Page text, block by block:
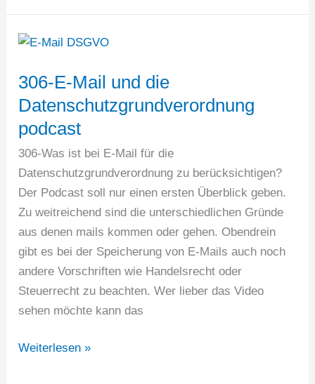
und
die
306-E-Mail und die
Datenschutzgrundverordnung
podcast
306-Was ist bei E-Mail für die
Datenschutzgrundverordnung zu berücksichtigen?
Der Podcast soll nur einen ersten Überblick geben.
Zu weitreichend sind die unterschiedlichen Gründe
aus denen mails kommen oder gehen. Obendrein
gibt es bei der Speicherung von E-Mails auch noch
andere Vorschriften wie Handelsrecht oder
Steuerrecht zu beachten. Wer lieber das Video
sehen möchte kann das
306-
Weiterlesen »